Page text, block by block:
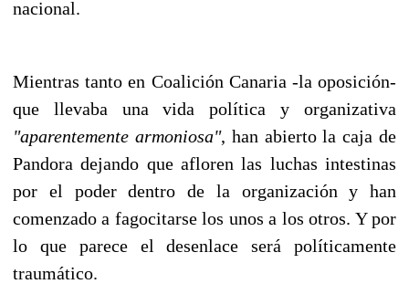
nacional.
Mientras tanto en Coalición Canaria -la oposición-
que llevaba una vida política y organizativa
"aparentemente armoniosa", han abierto la caja de
Pandora dejando que afloren las luchas intestinas
por el poder dentro de la organización y han
comenzado a fagocitarse los unos a los otros. Y por
lo que parece el desenlace será políticamente
traumático.